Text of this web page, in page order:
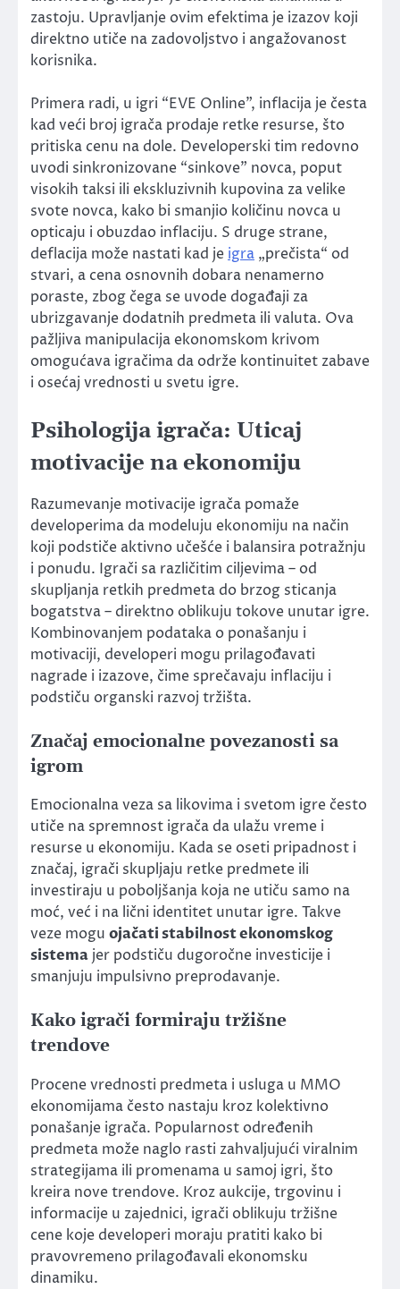
zastoju. Upravljanje ovim efektima je izazov koji
direktno utiče na zadovoljstvo i angažovanost
korisnika.
Primera radi, u igri “EVE Online”, inflacija je česta
kad veći broj igrača prodaje retke resurse, što
pritiska cenu na dole. Developerski tim redovno
uvodi sinkronizovane “sinkove” novca, poput
visokih taksi ili ekskluzivnih kupovina za velike
svote novca, kako bi smanjio količinu novca u
opticaju i obuzdao inflaciju. S druge strane,
deflacija može nastati kad je igra „prečista“ od
stvari, a cena osnovnih dobara nenamerno
poraste, zbog čega se uvode događaji za
ubrizgavanje dodatnih predmeta ili valuta. Ova
pažljiva manipulacija ekonomskom krivom
omogućava igračima da održe kontinuitet zabave
i osećaj vrednosti u svetu igre.
Psihologija igrača: Uticaj
motivacije na ekonomiju
Razumevanje motivacije igrača pomaže
developerima da modeluju ekonomiju na način
koji podstiče aktivno učešće i balansira potražnju
i ponudu. Igrači sa različitim ciljevima – od
skupljanja retkih predmeta do brzog sticanja
bogatstva – direktno oblikuju tokove unutar igre.
Kombinovanjem podataka o ponašanju i
motivaciji, developeri mogu prilagođavati
nagrade i izazove, čime sprečavaju inflaciju i
podstiču organski razvoj tržišta.
Značaj emocionalne povezanosti sa
igrom
Emocionalna veza sa likovima i svetom igre često
utiče na spremnost igrača da ulažu vreme i
resurse u ekonomiju. Kada se oseti pripadnost i
značaj, igrači skupljaju retke predmete ili
investiraju u poboljšanja koja ne utiču samo na
moć, već i na lični identitet unutar igre. Takve
veze mogu ojačati stabilnost ekonomskog
sistema jer podstiču dugoročne investicije i
smanjuju impulsivno preprodavanje.
Kako igrači formiraju tržišne
trendove
Procene vrednosti predmeta i usluga u MMO
ekonomijama često nastaju kroz kolektivno
ponašanje igrača. Popularnost određenih
predmeta može naglo rasti zahvaljujući viralnim
strategijama ili promenama u samoj igri, što
kreira nove trendove. Kroz aukcije, trgovinu i
informacije u zajednici, igrači oblikuju tržišne
cene koje developeri moraju pratiti kako bi
pravovremeno prilagođavali ekonomsku
dinamiku.